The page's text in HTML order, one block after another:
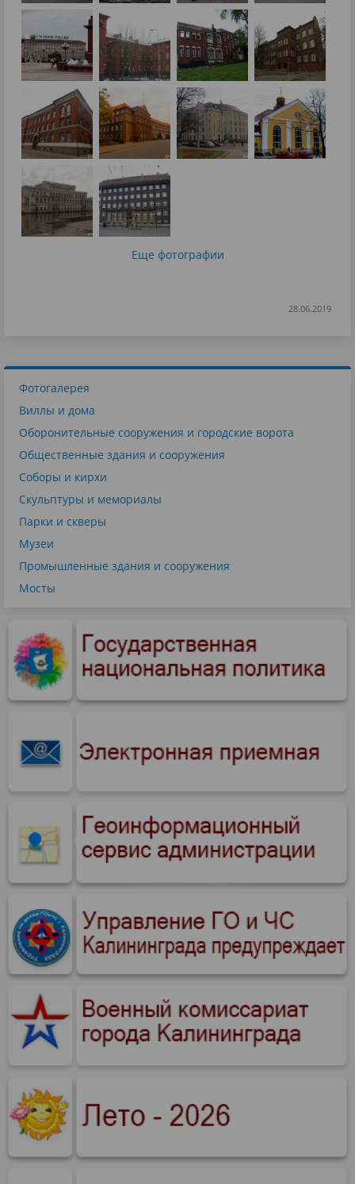
Еще фотографии
28.06.2019
Фотогалерея
Виллы и дома
Оборонительные сооружения и городские ворота
Общественные здания и сооружения
Соборы и кирхи
Скульптуры и мемориалы
Парки и скверы
Музеи
Промышленные здания и сооружения
Мосты